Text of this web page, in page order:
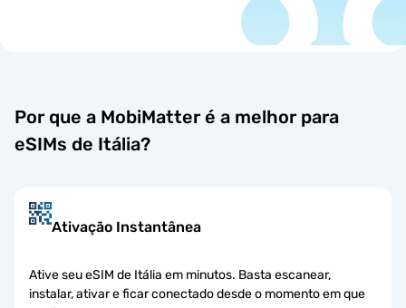
Por que a MobiMatter é a melhor para
eSIMs de Itália?
Ativação Instantânea
Ative seu eSIM de Itália em minutos. Basta escanear,
instalar, ativar e ficar conectado desde o momento em que